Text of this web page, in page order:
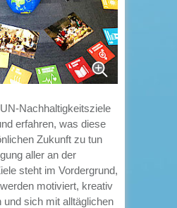
Nachhaltigkeitsziele
erfahren, was diese
Zukunft zu tun
aller an der
steht im Vordergrund,
motiviert, kreativ
und sich mit alltäglichen